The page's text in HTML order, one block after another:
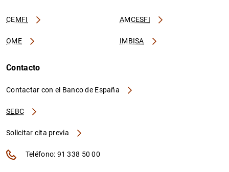
CEMFI AMCESFI
OME IMBISA
Contacto
Contactar con el Banco de España
SEBC
Solicitar cita previa
Teléfono: 91 338 50 00